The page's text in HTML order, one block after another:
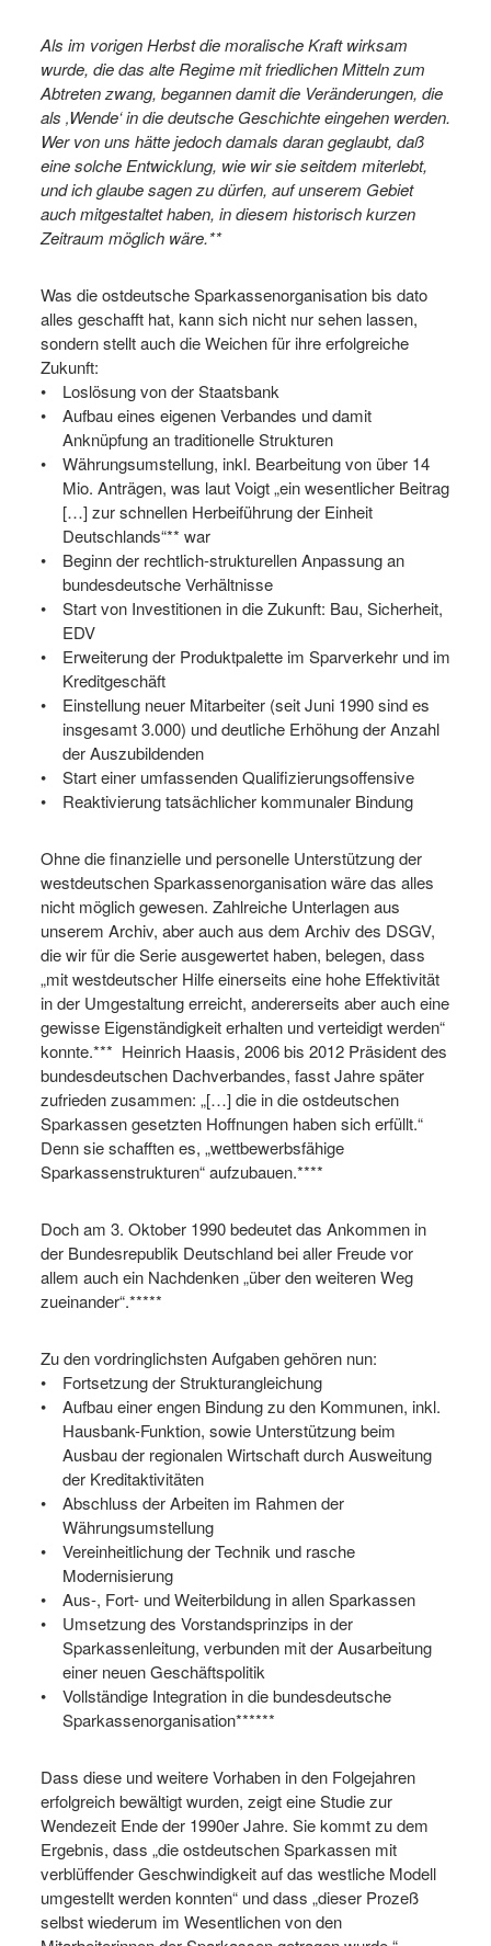
Als im vorigen Herbst die moralische Kraft wirksam
wurde, die das alte Regime mit friedlichen Mitteln zum
Abtreten zwang, begannen damit die Veränderungen, die
als ‚Wende‘ in die deutsche Geschichte eingehen werden.
Wer von uns hätte jedoch damals daran geglaubt, daß
eine solche Entwicklung, wie wir sie seitdem miterlebt,
und ich glaube sagen zu dürfen, auf unserem Gebiet
auch mitgestaltet haben, in diesem historisch kurzen
Zeitraum möglich wäre.**
Was die ostdeutsche Sparkassenorganisation bis dato
alles geschafft hat, kann sich nicht nur sehen lassen,
sondern stellt auch die Weichen für ihre erfolgreiche
Zukunft:
Loslösung von der Staatsbank
Aufbau eines eigenen Verbandes und damit
Anknüpfung an traditionelle Strukturen
Währungsumstellung, inkl. Bearbeitung von über 14
Mio. Anträgen, was laut Voigt „ein wesentlicher Beitrag
[…] zur schnellen Herbeiführung der Einheit
Deutschlands“** war
Beginn der rechtlich-strukturellen Anpassung an
bundesdeutsche Verhältnisse
Start von Investitionen in die Zukunft: Bau, Sicherheit,
EDV
Erweiterung der Produktpalette im Sparverkehr und im
Kreditgeschäft
Einstellung neuer Mitarbeiter (seit Juni 1990 sind es
insgesamt 3.000) und deutliche Erhöhung der Anzahl
der Auszubildenden
Start einer umfassenden Qualifizierungsoffensive
Reaktivierung tatsächlicher kommunaler Bindung
Ohne die finanzielle und personelle Unterstützung der
westdeutschen Sparkassenorganisation wäre das alles
nicht möglich gewesen. Zahlreiche Unterlagen aus
unserem Archiv, aber auch aus dem Archiv des DSGV,
die wir für die Serie ausgewertet haben, belegen, dass
„mit westdeutscher Hilfe einerseits eine hohe Effektivität
in der Umgestaltung erreicht, andererseits aber auch eine
gewisse Eigenständigkeit erhalten und verteidigt werden“
konnte.*** Heinrich Haasis, 2006 bis 2012 Präsident des
bundesdeutschen Dachverbandes, fasst Jahre später
zufrieden zusammen: „[…] die in die ostdeutschen
Sparkassen gesetzten Hoffnungen haben sich erfüllt.“
Denn sie schafften es, „wettbewerbsfähige
Sparkassenstrukturen“ aufzubauen.****
Doch am 3. Oktober 1990 bedeutet das Ankommen in
der Bundesrepublik Deutschland bei aller Freude vor
allem auch ein Nachdenken „über den weiteren Weg
zueinander“.*****
Zu den vordringlichsten Aufgaben gehören nun:
Fortsetzung der Strukturangleichung
Aufbau einer engen Bindung zu den Kommunen, inkl.
Hausbank-Funktion, sowie Unterstützung beim
Ausbau der regionalen Wirtschaft durch Ausweitung
der Kreditaktivitäten
Abschluss der Arbeiten im Rahmen der
Währungsumstellung
Vereinheitlichung der Technik und rasche
Modernisierung
Aus-, Fort- und Weiterbildung in allen Sparkassen
Umsetzung des Vorstandsprinzips in der
Sparkassenleitung, verbunden mit der Ausarbeitung
einer neuen Geschäftspolitik
Vollständige Integration in die bundesdeutsche
Sparkassenorganisation******
Dass diese und weitere Vorhaben in den Folgejahren
erfolgreich bewältigt wurden, zeigt eine Studie zur
Wendezeit Ende der 1990er Jahre. Sie kommt zu dem
Ergebnis, dass „die ostdeutschen Sparkassen mit
verblüffender Geschwindigkeit auf das westliche Modell
umgestellt werden konnten“ und dass „dieser Prozeß
selbst wiederum im Wesentlichen von den